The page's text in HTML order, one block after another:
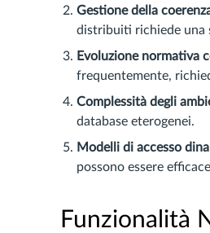
Gestione della
distribuiti richiede una
Evoluzione normativa
frequentemente,
Complessità degli
database eterogenei.
Modelli di accesso
possono essere
Funzionalità